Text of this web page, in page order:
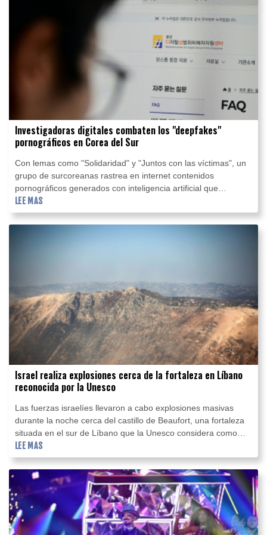
Investigadoras digitales combaten los "deepfakes"
pornográficos en Corea del Sur
Con lemas como "Solidaridad" y "Juntos con las víctimas", un
grupo de surcoreanas rastrea en internet contenidos
pornográficos generados con inteligencia artificial que
suplantan la identidad de otras mujeres.
LEE MAS
Israel realiza explosiones cerca de la fortaleza en Líbano
reconocida por la Unesco
Las fuerzas israelíes llevaron a cabo explosiones masivas
durante la noche cerca del castillo de Beaufort, una fortaleza
situada en el sur de Líbano que la Unesco considera como
Patrimonio Mundial en peligro, indicó un medio oficial libanés.
LEE MAS